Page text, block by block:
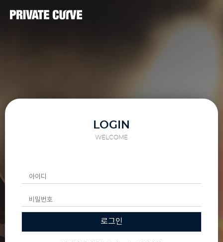
LOGIN
WELCOME
로그인